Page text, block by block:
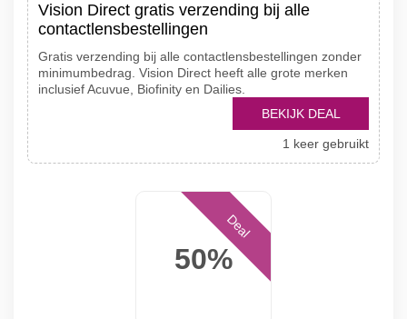
Vision Direct gratis verzending bij alle
contactlensbestellingen
Gratis verzending bij alle contactlensbestellingen zonder
minimumbedrag. Vision Direct heeft alle grote merken
inclusief Acuvue, Biofinity en Dailies.
BEKIJK DEAL
1 keer gebruikt
50%
Deal